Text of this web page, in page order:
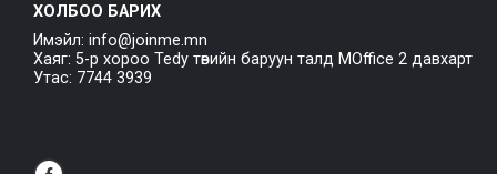
ХОЛБОО БАРИХ
Имэйл: info@joinme.mn
Хаяг: 5-р хороо Tedy төвийн баруун талд MOffice 2 давхарт
Утас: 7744 3939